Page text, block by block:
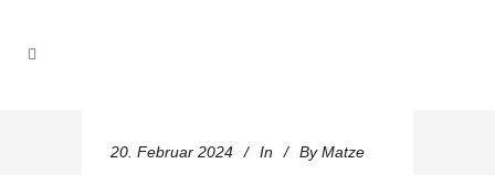
20. Februar 2024 In By Matze